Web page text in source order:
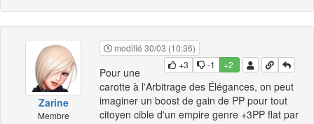
Zarine
Membre
modifié 30/03 (10:36)
+3
-1 +2
Pour une
carotte à l'Arbitrage des Élégances, on peut
imaginer un boost de gain de PP pour tout
citoyen cible d'un empire genre +3PP flat par